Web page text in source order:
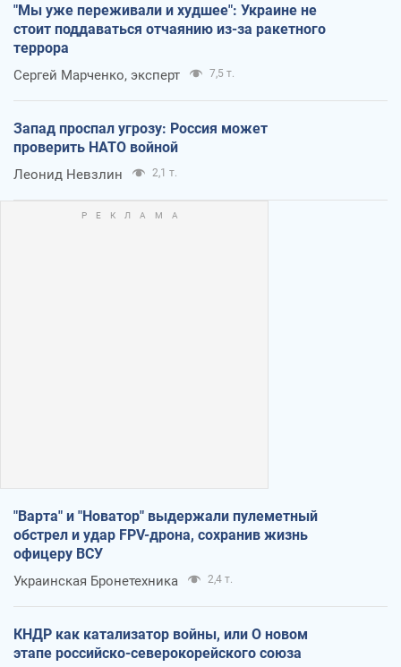
"Мы уже переживали и худшее": Украине не
стоит поддаваться отчаянию из-за ракетного
террора
Сергей Марченко, эксперт 7,5 т.
Запад проспал угрозу: Россия может
проверить НАТО войной
Леонид Невзлин 2,1 т.
"Варта" и "Новатор" выдержали пулеметный
обстрел и удар FPV-дрона, сохранив жизнь
офицеру ВСУ
Украинская Бронетехника 2,4 т.
КНДР как катализатор войны, или О новом
этапе российско-северокорейского союза